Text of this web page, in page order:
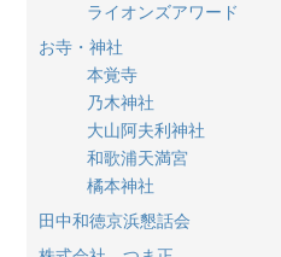
ライオンズアワード
お寺・神社
本覚寺
乃木神社
大山阿夫利神社
和歌浦天満宮
橘本神社
田中和徳京浜懇話会